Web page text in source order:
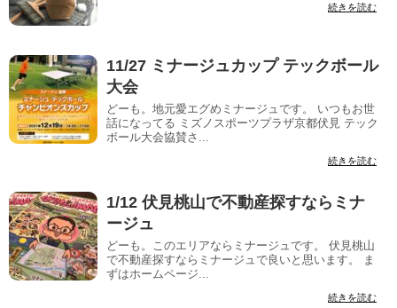
続きを読む
11/27 ミナージュカップ テックボール
大会
どーも。地元愛エグめミナージュです。 いつもお世
話になってる ミズノスポーツプラザ京都伏見 テック
ボール大会協賛さ...
続きを読む
1/12 伏見桃山で不動産探すならミナ
ージュ
どーも。このエリアならミナージュです。 伏見桃山
で不動産探すならミナージュで良いと思います。 ま
ずはホームページ...
続きを読む